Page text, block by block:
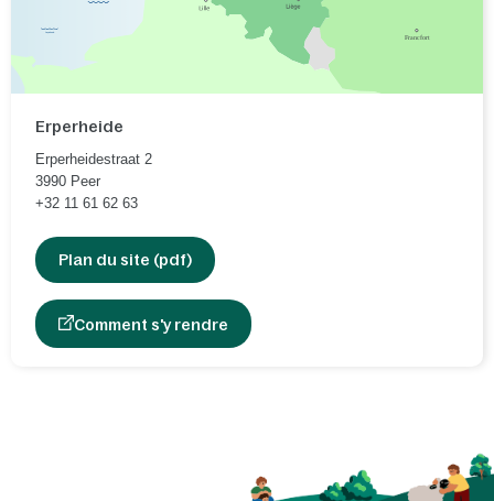
Erperheide
Erperheidestraat 2
3990 Peer
+32 11 61 62 63
Plan du site (pdf)
Comment s'y rendre